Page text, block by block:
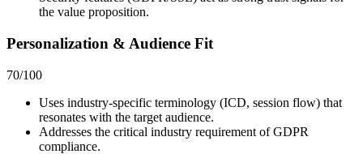
the value proposition.
Personalization & Audience Fit
70/100
Uses industry-specific terminology (ICD, session flow) that
resonates with the target audience.
Addresses the critical industry requirement of GDPR
compliance.